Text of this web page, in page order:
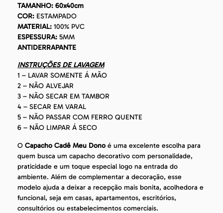
TAMANHO: 60x40cm
COR: ESTAMPADO
MATERIAL: 100% PVC
ESPESSURA: 5MM
ANTIDERRAPANTE
INSTRUÇÕES DE LAVAGEM
1 – LAVAR SOMENTE Á MÃO
2 – NÃO ALVEJAR
3 – NÃO SECAR EM TAMBOR
4 – SECAR EM VARAL
5 – NÃO PASSAR COM FERRO QUENTE
6 – NÃO LIMPAR Á SECO
O Capacho Cadê Meu Dono é uma excelente escolha para
quem busca um capacho decorativo com personalidade,
praticidade e um toque especial logo na entrada do
ambiente. Além de complementar a decoração, esse
modelo ajuda a deixar a recepção mais bonita, acolhedora e
funcional, seja em casas, apartamentos, escritórios,
consultórios ou estabelecimentos comerciais.